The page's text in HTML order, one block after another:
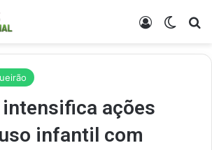
Entrar
ações
infantil com